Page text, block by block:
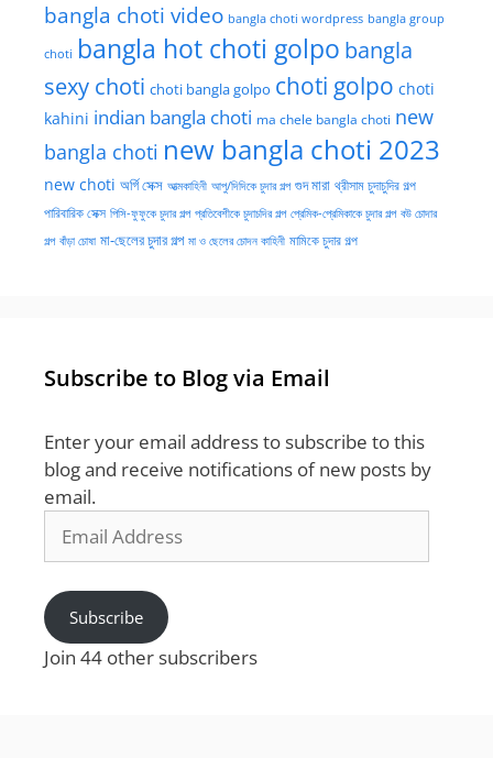
bangla choti video bangla choti wordpress bangla group
choti bangla hot choti golpo bangla
sexy choti choti bangla golpo choti golpo choti
kahini indian bangla choti ma chele bangla choti new
bangla choti new bangla choti 2023
new choti অর্গি সেক্স আত্মকাহিনী আপু/দিদিকে চুদার গল্প গুদ মারা থ্রীসাম চুদাচুদির গল্প
পারিবারিক সেক্স পিসি-ফুফুকে চুদার গল্প প্রতিবেশীকে চুদাচদির গল্প প্রেমিক-প্রেমিকাকে চুদার গল্প বউ চোদার
গল্প বাঁড়া চোষা মা-ছেলের চুদার গল্প মা ও ছেলের চোদন কাহিনী মামিকে চুদার গল্প
Subscribe to Blog via Email
Enter your email address to subscribe to this
blog and receive notifications of new posts by
email.
Address
Subscribe
Join 44 other subscribers